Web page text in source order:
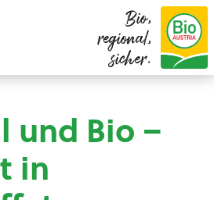
Bio,
regional,
sicher.
und Bio –
in